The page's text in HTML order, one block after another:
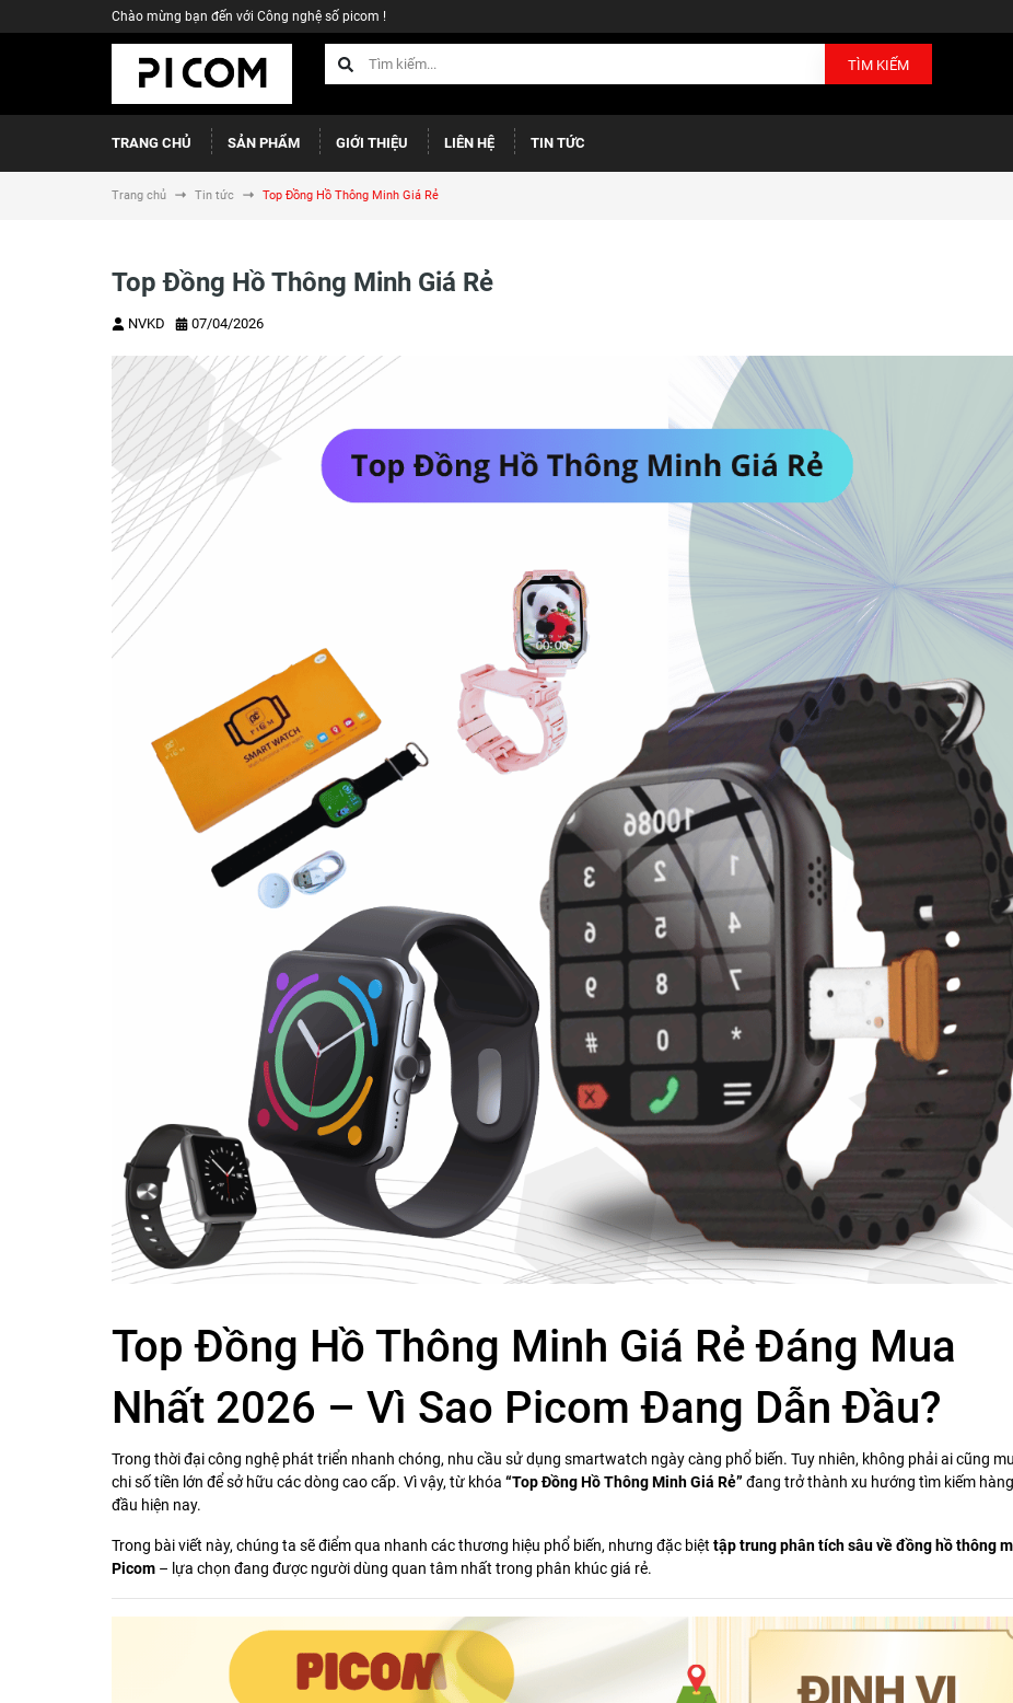
Chào mừng bạn đến với Công nghệ số picom !
TÌM KIẾM
TRANG CHỦ SẢN PHẨM GIỚI THIỆU LIÊN HỆ TIN TỨC
Trang chủ Tin tức Top Đồng Hồ Thông Minh Giá Rẻ
Top Đồng Hồ Thông Minh Giá Rẻ
NVKD 07/04/2026
Top Đồng Hồ Thông Minh Giá Rẻ Đáng Mua
Nhất 2026 – Vì Sao Picom Đang Dẫn Đầu?
Trong thời đại công nghệ phát triển nhanh chóng, nhu cầu sử dụng smartwatch ngày càng phổ biến. Tuy nhiên, không phải ai cũng
chi số tiền lớn để sở hữu các dòng cao cấp. Vì vậy, từ khóa “Top Đồng Hồ Thông Minh Giá Rẻ” đang trở thành xu hướng tìm kiếm hàng
đầu hiện nay.
Trong bài viết này, chúng ta sẽ điểm qua nhanh các thương hiệu phổ biến, nhưng đặc biệt tập trung phân tích sâu về đồng hồ thông
Picom – lựa chọn đang được người dùng quan tâm nhất trong phân khúc giá rẻ.